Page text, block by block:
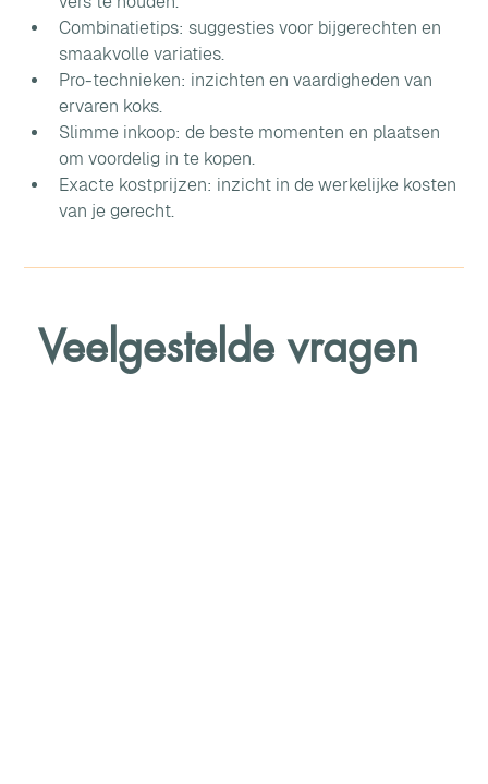
Combinatietips: suggesties voor bijgerechten en
smaakvolle variaties.
Pro-technieken: inzichten en vaardigheden van
ervaren koks.
Slimme inkoop: de beste momenten en plaatsen
om voordelig in te kopen.
Exacte kostprijzen: inzicht in de werkelijke kosten
van je gerecht.
Veelgestelde vragen